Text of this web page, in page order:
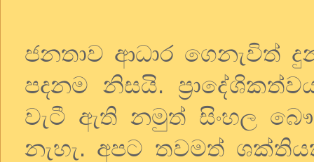
ජනතාව ආධාර ගෙනැවිත්
පදනම නිසයි.
වැටී ඇති නමුත් සිංහල
නැහැ. අපට තවමත්